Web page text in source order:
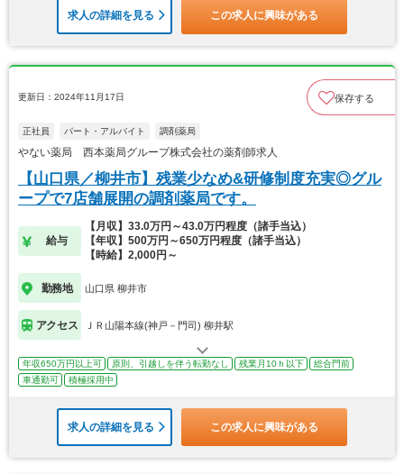
求人の詳細を見る この求人に興味がある
更新日：2024年11月17日 保存する
正社員 パート・アルバイト 調剤薬局
やない薬局 西本薬局グループ株式会社の薬剤師求人
【山口県／柳井市】残業少なめ&研修制度充実◎グル
ープで7店舗展開の調剤薬局です。
給与
【月収】33.0万円～43.0万円程度（諸手当込）
【年収】500万円～650万円程度（諸手当込）
【時給】2,000円～
勤務地 山口県 柳井市
アクセス ＪＲ山陽本線(神戸－門司) 柳井駅
年収650万円以上可 原則、引越しを伴う転勤なし 残業月10ｈ以下
総合門前
車通勤可
積極採用中
求人の詳細を見る この求人に興味がある